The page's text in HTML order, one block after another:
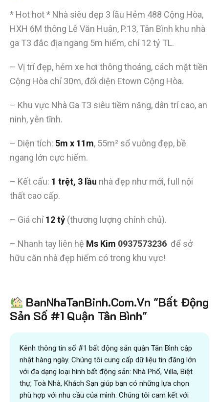
* Hot hot * Nhà siêu đẹp 3 lầu Hẻm 488 Cộng Hòa,
HXH 6M thông Lê Văn Huân, P.13, Tân Bình khu nhà
ga T3 đắc địa ngang 5m hiếm, chỉ 12 tỷ TL.
– Vị trí đẹp, hẻm xe hơi thông thoáng, cách mặt tiền
Cộng Hòa chỉ 30m, đối diện Etown Cộng Hòa.
– Khu vực Nhà Ga T3 siêu tiềm năng, dân trí cao, an
ninh, yên tĩnh.
– Diện tích: 5m x 11m, 55m² sổ vuông đẹp, bề
ngang lớn cực hiếm.
– Kết cấu: 1 trệt, 3 lầu nhà đẹp như mới, full nội
thất cao cấp.
– Giá chỉ 12 tỷ (thương lượng chính chủ).
– Nhanh tay liên hệ Ms Kim 0937573236 để sở
hữu căn nhà đẹp hiếm có trong khu vực!
Tiết kiệmhơn 90% thời gian , mua bán được nhanh hơn
và kiếm được nhiều tiền hơn với sự trợ giúp đắc lực của
đội ngũ chuyên gia VICTORY REAL
Trên 10.500 Khách Hàng Đã Tìm Mua
Nhanh
BanNhaTanBinh.Com.Vn "Bất Động
Sản Số #1 Quận Tân Bình"
Kênh thông tin số #1 bất động sản quận Tân Bình cập
nhật hàng ngày. Chúng tôi cung cấp dữ liệu tin đăng lớn
với đa dạng loại hình bất động sản: Nhà Phố, Villa, Biệt
thự, Toà Nhà, Khách Sạn giúp bạn có những lựa chọn
phù hợp với nhu cầu của mình. Chúng tôi cam kết với